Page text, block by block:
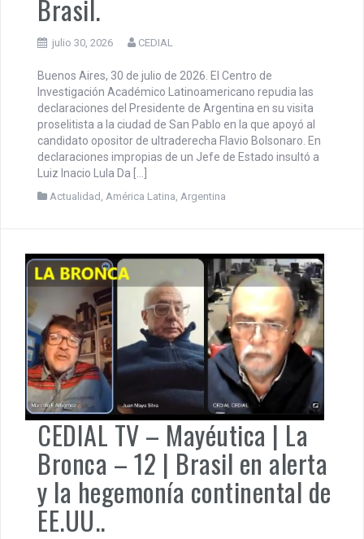
DOCUMENTO CEDIAL |
Repudiamos las declaraciones
ofensivas de Milei contra la
República Federativa del
Brasil.
julio 30, 2026 CEDIAL
Buenos Aires, 30 de julio de 2026. El Centro de
candidato opositor de ultraderecha Flavio Bolsonaro. En
declaraciones impropias de un Jefe de Estado insultó a
Luiz Inacio Lula Da […]
Actualidad,América Latina,Argentina